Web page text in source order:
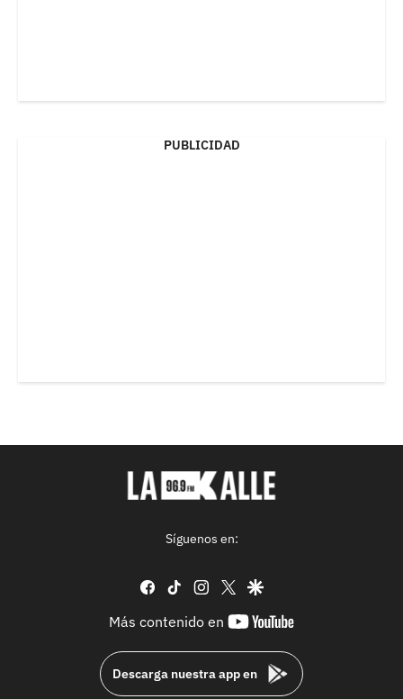
PUBLICIDAD
Síguenos en:
facebook
tiktok instagram
twittergoogle
Más contenido en
youtube-
Descarga nuestra app en